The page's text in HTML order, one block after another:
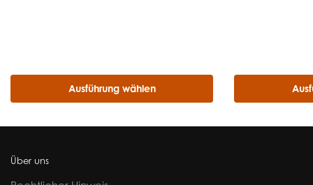
Ausführung wählen
Über uns